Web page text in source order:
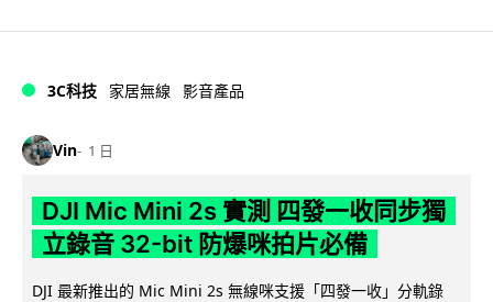
3C科技 家居無線 影音產品
Vin 1 日
DJI Mic Mini 2s 實測 四發一收同步獨
立錄音 32-bit 防爆咪拍片必備
DJI 最新推出的 Mic Mini 2s 無線咪支援「四發一收」分軌錄